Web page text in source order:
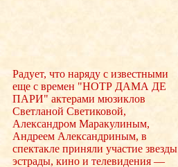
Радует, что наряду с известными
еще с времен "НОТР ДАМА ДЕ
ПАРИ" актерами мюзиклов
Светланой Светиковой,
Александром Маракулиным,
Андреем Александриным, в
спектакле приняли участие звезды
эстрады, кино и телевидения —